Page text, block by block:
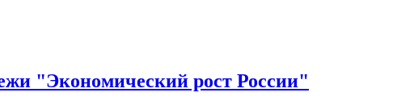
"Экономический рост России"